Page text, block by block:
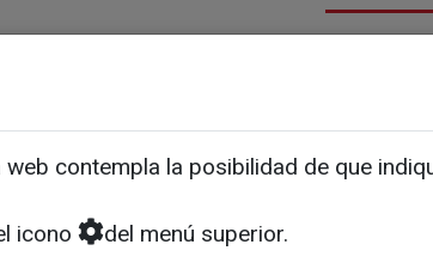
1,4 millones € de
contempla la posibilidad de que
icono
del menú superior.